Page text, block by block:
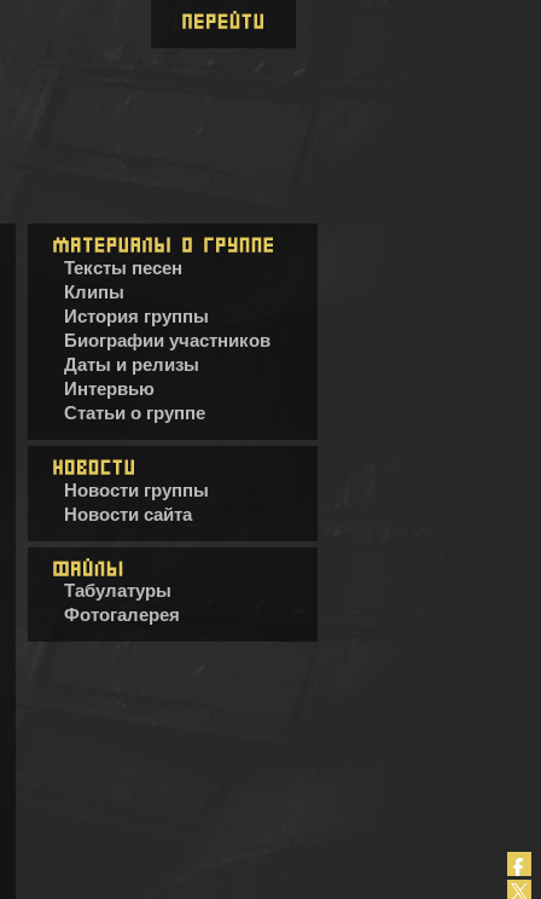
Тексты песен
Клипы
История группы
Биографии участников
Даты и релизы
Интервью
Статьи о группе
Новости группы
Новости сайта
Табулатуры
Фотогалерея